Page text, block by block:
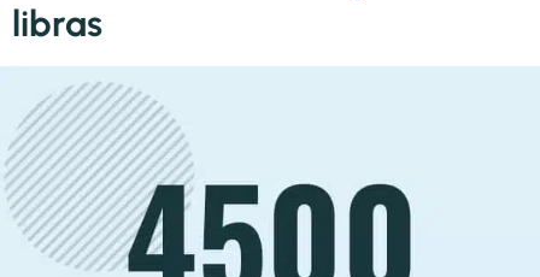
libras